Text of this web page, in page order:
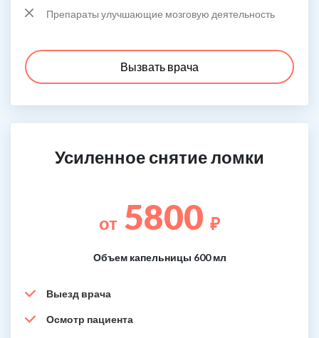
Препараты улучшающие мозговую деятельность
Вызвать врача
Усиленное снятие ломки
от 5800 ₽
Объем капельницы 600 мл
Выезд врача
Осмотр пациента